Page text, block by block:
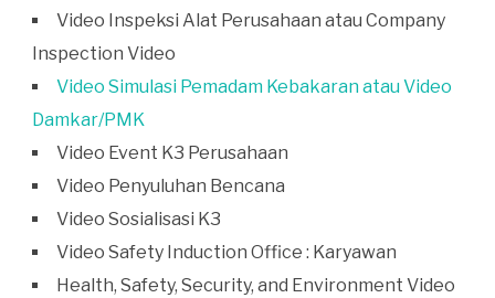
Video Inspeksi Alat Perusahaan atau Company
Inspection Video
Video Simulasi Pemadam Kebakaran atau Video
Damkar/PMK
Video Event K3 Perusahaan
Video Penyuluhan Bencana
Video Sosialisasi K3
Video Safety Induction Office : Karyawan
Health, Safety, Security, and Environment Video